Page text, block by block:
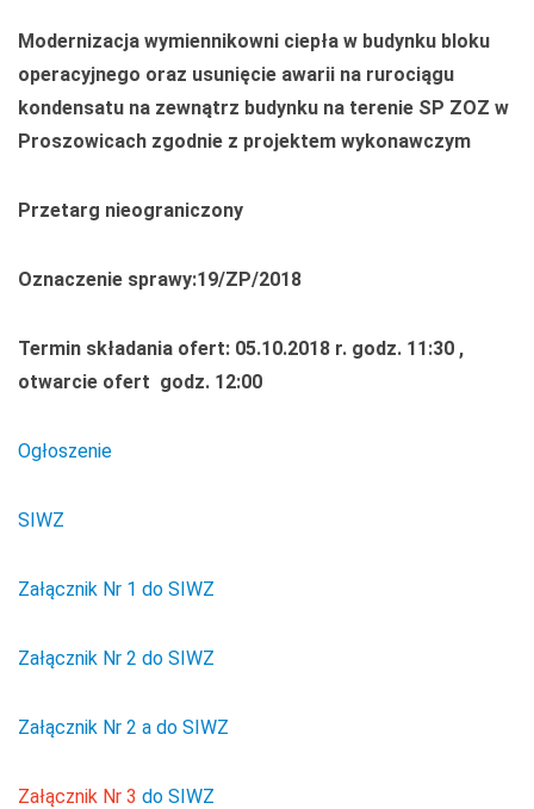
Modernizacja wymiennikowni ciepła w budynku bloku
operacyjnego oraz usunięcie awarii na rurociągu
kondensatu na zewnątrz budynku na terenie SP ZOZ w
Proszowicach zgodnie z projektem wykonawczym
Przetarg nieograniczony
Oznaczenie sprawy:19/ZP/2018
Termin składania ofert: 05.10.2018 r. godz. 11:30 ,
otwarcie ofert godz. 12:00
Ogłoszenie
SIWZ
Załącznik Nr 1 do SIWZ
Załącznik Nr 2 do SIWZ
Załącznik Nr 2 a do SIWZ
Załącznik Nr 3 do SIWZ